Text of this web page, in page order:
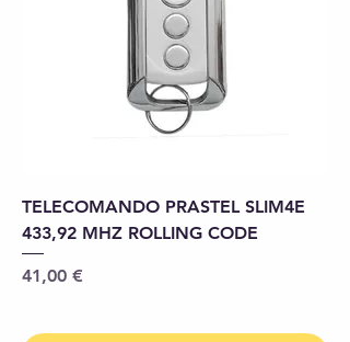
TELECOMANDO PRASTEL SLIM4E
433,92 MHZ ROLLING CODE
Prix
41,00 €